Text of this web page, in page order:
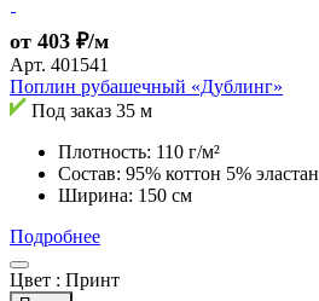
от 403 ₽/м
Арт. 401541
Поплин рубашечный «Дублинг»
Под заказ 35 м
Плотность: 110 г/м²
Состав: 95% коттон 5% эластан
Ширина: 150 см
Подробнее
Цвет : Принт